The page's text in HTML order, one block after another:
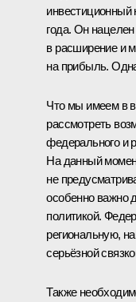
инвестиционный
года. Он
в расширение и
на прибыль.
Что мы имеем в
рассмотреть
федерального и
На данный
не
особенно важно
политикой.
региональную,
серьёзной
Также